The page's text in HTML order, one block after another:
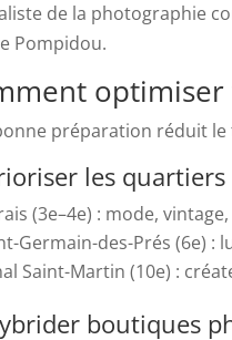
de la photographie
Pompidou.
optimiser
préparation réduit
les quartiers
(3e–4e) : mode,
Germain-des-Prés (6e) :
Saint-Martin (10e) :
boutiques